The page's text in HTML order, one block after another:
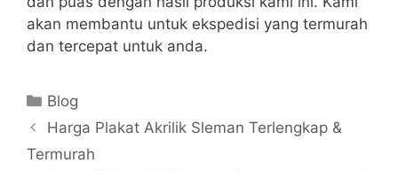
akan membantu untuk ekspedisi yang termurah
dan tercepat untuk anda.
Kategori
Blog
Harga Plakat Akrilik Sleman Terlengkap &
Termurah